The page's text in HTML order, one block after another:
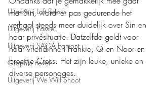
Uitgeverij Loft Books
Uitgeverij Passie
Uitgeverij SAGA Egmont
Graphic novel
Uitgeverij We Will Shoot
met Sin, wordt er pas gedurende het
verhaal steeds meer duidelijk over Sin en
haar privésituatie. Datzelfde geldt voor
haar vriendinnen Frankie, Q en Noor en
broertje Cross. Het zijn leuke, unieke en
diverse personages.